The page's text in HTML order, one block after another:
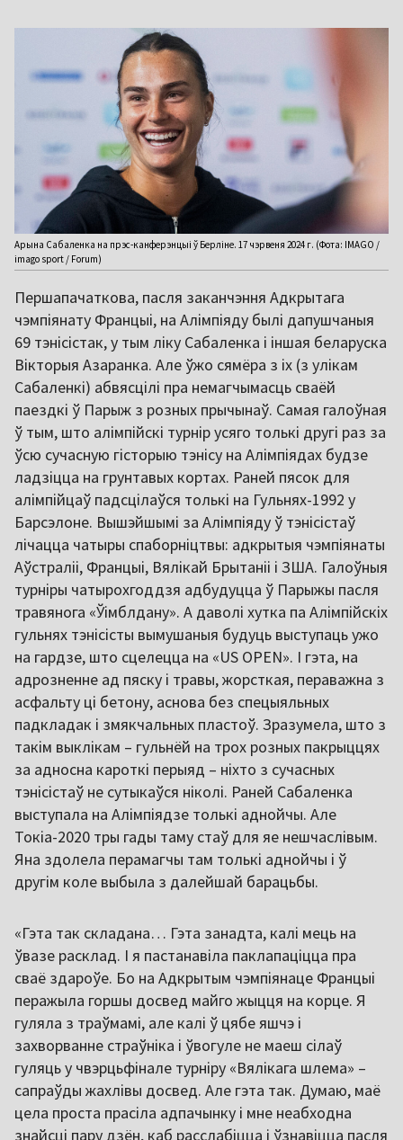
Арына Сабаленка на прэс-канферэнцыі ў Берліне. 17 чэрвеня 2024 г. (Фота: IMAGO /
imago sport / Forum)
Першапачаткова, пасля заканчэння Адкрытага
чэмпіянату Францыі, на Алімпіяду былі дапушчаныя
69 тэнісістак, у тым ліку Сабаленка і іншая беларуска
Вікторыя Азаранка. Але ўжо сямёра з іх (з улікам
Сабаленкі) абвясцілі пра немагчымасць сваёй
паездкі ў Парыж з розных прычынаў. Самая галоўная
ў тым, што алімпійскі турнір усяго толькі другі раз за
ўсю сучасную гісторыю тэнісу на Алімпіядах будзе
ладзіцца на грунтавых кортах. Раней пясок для
алімпійцаў падсцілаўся толькі на Гульнях-1992 у
Барсэлоне. Вышэйшымі за Алімпіяду ў тэнісістаў
лічацца чатыры спаборніцтвы: адкрытыя чэмпіянаты
Аўстраліі, Францыі, Вялікай Брытаніі і ЗША. Галоўныя
турніры чатырохгоддзя адбудуцца ў Парыжы пасля
травянога «Ўімблдану». А даволі хутка па Алімпійскіх
гульнях тэнісісты вымушаныя будуць выступаць ужо
на гардзе, што сцелецца на «US OPEN». І гэта, на
адрозненне ад пяску і травы, жорсткая, пераважна з
асфальту ці бетону, аснова без спецыяльных
падкладак і змякчальных пластоў. Зразумела, што з
такім выклікам – гульнёй на трох розных пакрыццях
за адносна кароткі перыяд – ніхто з сучасных
тэнісістаў не сутыкаўся ніколі. Раней Сабаленка
выступала на Алімпіядзе толькі аднойчы. Але
Токіа-2020 тры гады таму стаў для яе нешчаслівым.
Яна здолела перамагчы там толькі аднойчы і ў
другім коле выбыла з далейшай барацьбы.
«Гэта так складана… Гэта занадта, калі мець на
ўвазе расклад. І я пастанавіла паклапаціцца пра
сваё здароўе. Бо на Адкрытым чэмпіянаце Францыі
перажыла горшы досвед майго жыцця на корце. Я
гуляла з траўмамі, але калі ў цябе яшчэ і
захворванне страўніка і ўвогуле не маеш сілаў
гуляць у чвэрцьфінале турніру «Вялікага шлема» –
сапраўды жахлівы досвед. Але гэта так. Думаю, маё
цела проста прасіла адпачынку і мне неабходна
знайсці пару дзён, каб расслабіцца і ўзнавіцца пасля